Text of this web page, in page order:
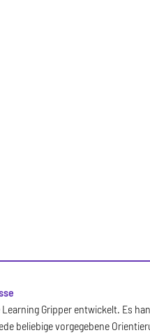
Gripper entwickelt. Es
beliebige vorgegebene